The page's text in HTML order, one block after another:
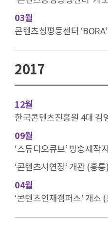
03월
콘텐츠성평등센터
2017
12월
한국콘텐츠진흥원 4대 김
09월
‘스튜디오큐브’ 방송제작
‘콘텐츠시연장’ 개관 (홍릉)
04월
‘콘텐츠인재캠퍼스’ 개소